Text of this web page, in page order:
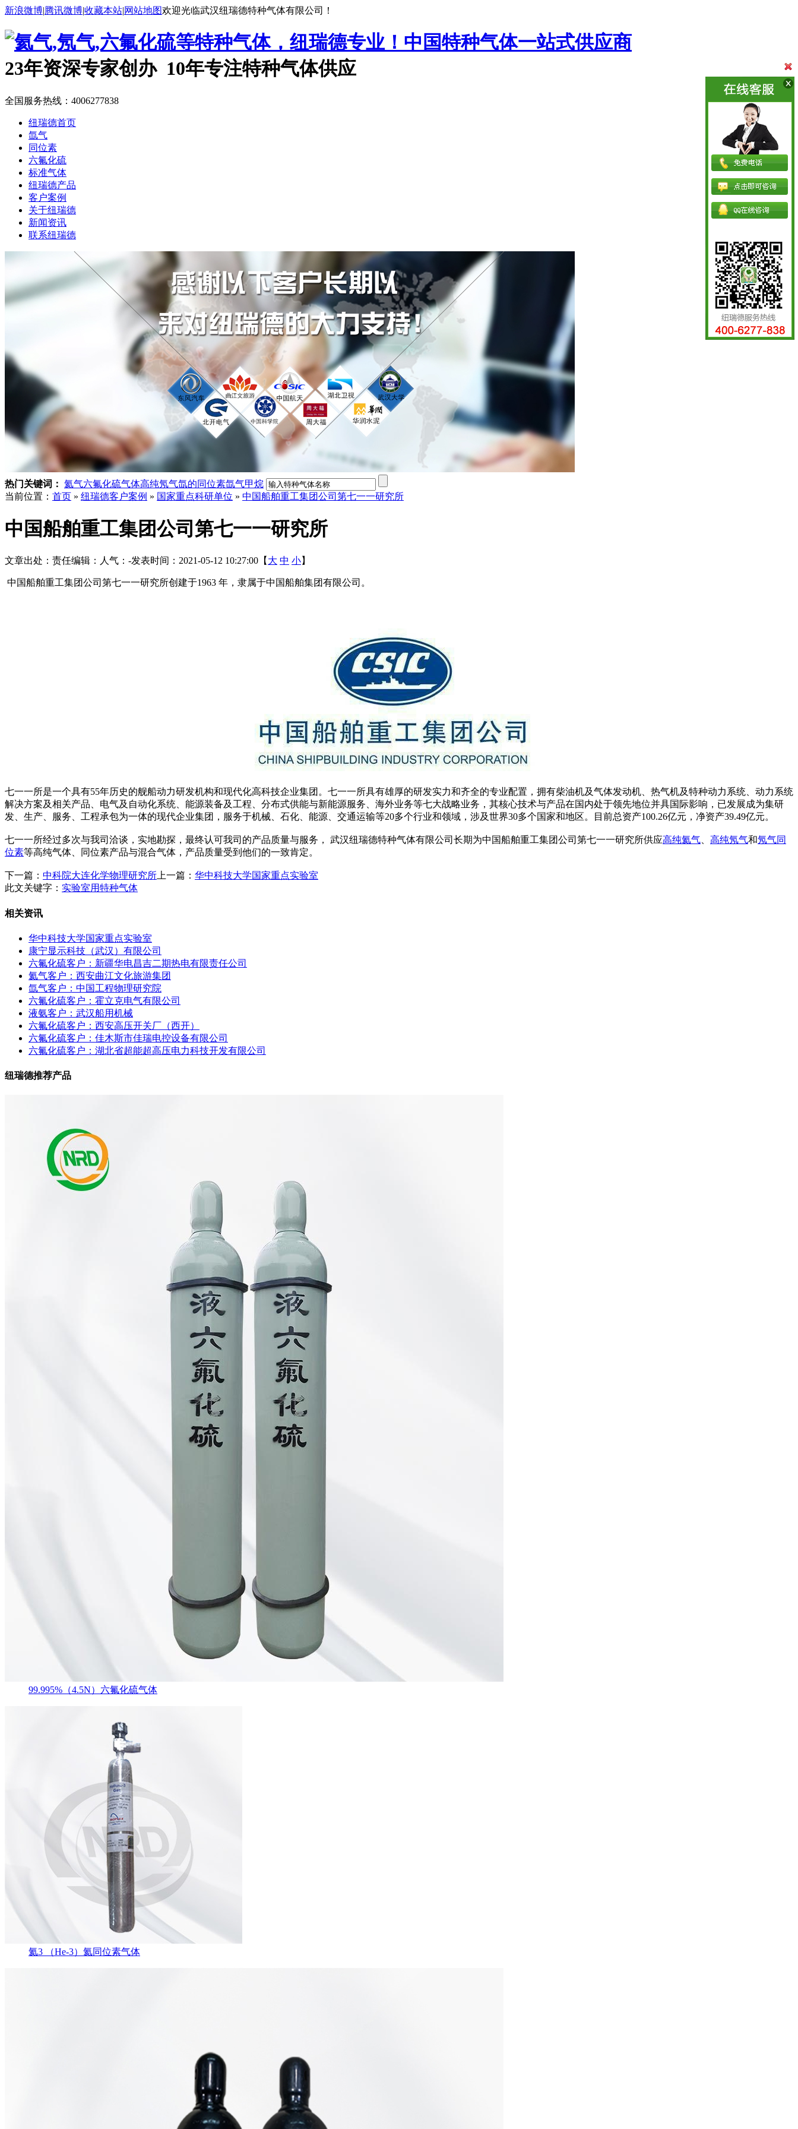
新浪微博|腾讯微博|收藏本站|网站地图欢迎光临武汉纽瑞德特种气体有限公司！
中国特种气体一站式供应商
23年资深专家创办 10年专注特种气体供应
全国服务热线： 4006277838
纽瑞德首页
氙气
同位素
六氟化硫
标准气体
纽瑞德产品
客户案例
关于纽瑞德
新闻资讯
联系纽瑞德
热门关键词： 氦气六氟化硫气体高纯氖气氙的同位素氙气甲烷
当前位置： 首页 » 纽瑞德客户案例 » 国家重点科研单位 » 中国船舶重工集团公司第七一一研究所
中国船舶重工集团公司第七一一研究所
文章出处： 责任编辑： 人气： -发表时间：2021-05-12 10:27:00【 大 中 小】
中国船舶重工集团公司第七一一研究所创建于1963 年，隶属于中国船舶集团有限公司。
七一一所是一个具有55年历史的舰船动力研发机构和现代化高科技企业集团。七一一所具有雄厚的研发实力和齐全的专业配置，拥有柴油机及气体发动机、热气机及特种动力系统、动力系统
解决方案及相关产品、电气及自动化系统、能源装备及工程、分布式供能与新能源服务、海外业务等七大战略业务，其核心技术与产品在国内处于领先地位并具国际影响，已发展成为集研
发、生产、服务、工程承包为一体的现代企业集团，服务于机械、石化、能源、交通运输等20多个行业和领域，涉及世界30多个国家和地区。目前总资产100.26亿元，净资产39.49亿元。
七一一所经过多次与我司洽谈，实地勘探，最终认可我司的产品质量与服务， 武汉纽瑞德特种气体有限公司长期为中国船舶重工集团公司第七一一研究所供应高纯氦气 高纯氖气和氖气同
位素等高纯气体、同位素产品与混合气体，产品质量受到他们的一致肯定。
下一篇： 中科院大连化学物理研究所 上一篇： 华中科技大学国家重点实验室
此文关键字： 实验室用特种气体
相关资讯
华中科技大学国家重点实验室
康宁显示科技（武汉）有限公司
六氟化硫客户：新疆华电昌吉二期热电有限责任公司
氦气客户：西安曲江文化旅游集团
氙气客户：中国工程物理研究院
六氟化硫客户：霍立克电气有限公司
液氨客户：武汉船用机械
六氟化硫客户：西安高压开关厂（西开）
六氟化硫客户：佳木斯市佳瑞电控设备有限公司
六氟化硫客户：湖北省超能超高压电力科技开发有限公司
纽瑞德推荐产品
99.995%（4.5N）六氟化硫气体
氦3 （He-3）氦同位素气体